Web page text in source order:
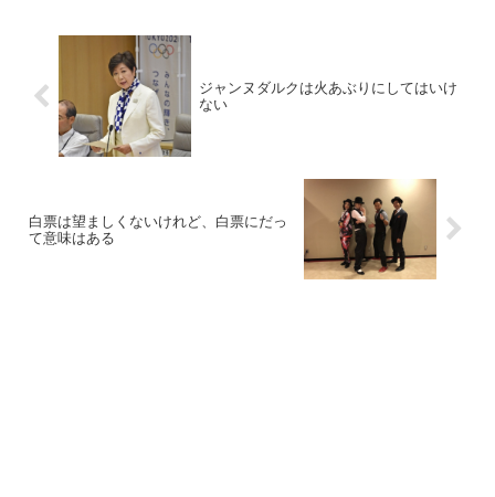
ジャンヌダルクは火あぶりにしてはいけ
ない
白票は望ましくないけれど、白票にだっ
て意味はある